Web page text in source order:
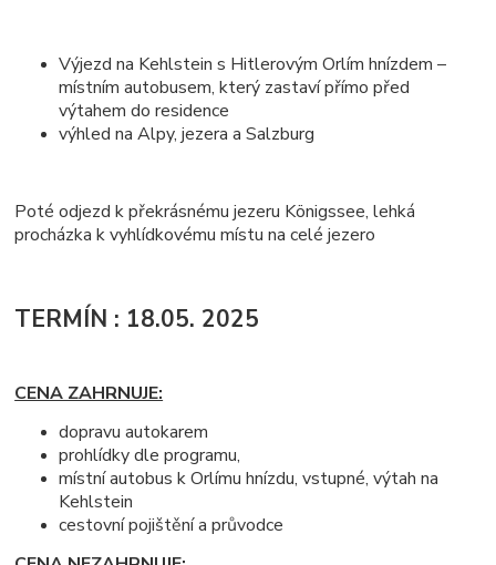
Výjezd na Kehlstein s Hitlerovým Orlím hnízdem –
místním autobusem, který zastaví přímo před
výtahem do residence
výhled na Alpy, jezera a Salzburg
Poté odjezd k překrásnému jezeru Königssee, lehká
procházka k vyhlídkovému místu na celé jezero
TERMÍN : 18.05. 2025
CENA ZAHRNUJE:
dopravu autokarem
prohlídky dle programu,
místní autobus k Orlímu hnízdu, vstupné, výtah na
Kehlstein
cestovní pojištění a průvodce